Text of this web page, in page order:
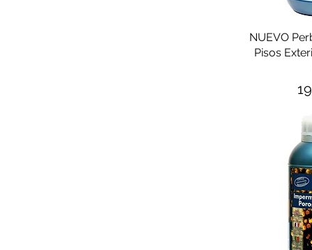
NUEVO
Pisos